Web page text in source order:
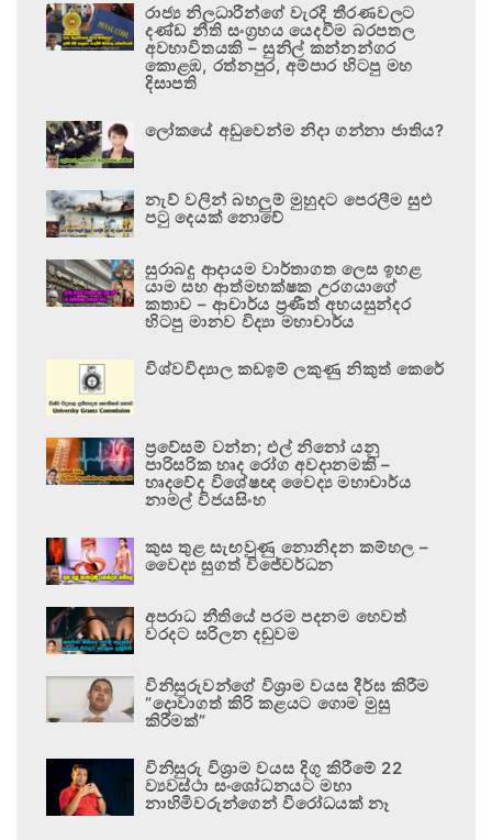
රාජ්‍ය නිලධාරීන්ගේ වැරදි තීරණවලට
දණ්ඩ නීති සංග්‍රහය යෙදවීම බරපතල
අවභාවිතයකි – සුනිල් කන්නන්ගර
කොළඹ, රත්නපුර, අම්පාර හිටපු මහ
දිසාපති
ලෝකයේ අඩුවෙන්ම නිදා ගන්නා ජාතිය?
නැව් වලින් බහලුම් මුහුදට පෙරලීම සුළු
පටු දෙයක් නොවේ
සුරාබදු ආදායම වාර්තාගත ලෙස ඉහළ
යාම සහ ආත්මභක්ෂක උරගයාගේ
කතාව – ආචාර්ය ප්‍රණීත් අභයසුන්දර
හිටපු මානව විද්‍යා මහාචාර්ය
විශ්වවිද්‍යාල කඩඉම් ලකුණු නිකුත් කෙරේ
ප්‍රවේසම් වන්න; එල් නිනෝ යනු
පාරිසරික හෘද රෝග අවදානමකි –
හෘදවේද විශේෂඥ වෛද්‍ය මහාචාර්ය
නාමල් විජයසිංහ
කුස තුළ සැඟවුණු නොනිදන කම්හල –
වෛද්‍ය සුගත් විජේවර්ධන
අපරාධ නීතියේ පරම පදනම හෙවත්
වරදට සරිලන දඬුවම
විනිසුරුවන්ගේ විශ්‍රාම වයස දීර්ඝ කිරීම
“දොවාගත් කිරි කළයට ගොම මුසු
කිරීමක්”
විනිසුරු විශ්‍රාම වයස දිගු කිරීමේ 22
ව්‍යවස්ථා සංශෝධනයට මහා
නාහිමිවරුන්ගෙන් විරෝධයක් නෑ